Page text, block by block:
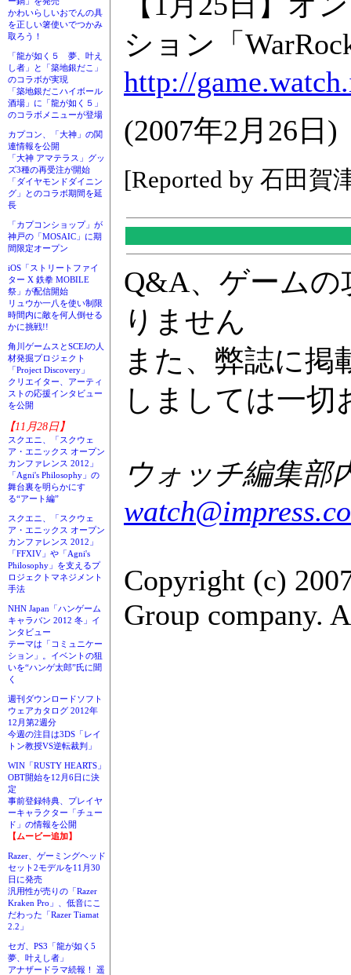
かわいらしいおでんの具
を正しい箸使いでつかみ
取ろう！
「龍が如く５ 夢、叶え
し者」と「築地銀だこ」
のコラボが実現
「築地銀だこハイボール
酒場」に「龍が如く５」
のコラボメニューが登場
カプコン、「大神」の関
連情報を公開
「大神 アマテラス」グッ
ズ3種の再受注が開始
「ダイヤモンドダイニン
グ」とのコラボ期間を延
長
「カプコンショップ」が
神戸の「MOSAIC」に期
間限定オープン
iOS「ストリートファイ
ター X 鉄拳 MOBILE
祭」が配信開始
リュウか一八を使い制限
時間内に敵を何人倒せる
かに挑戦!!
角川ゲームスとSCEJの人
材発掘プロジェクト
「Project Discovery」
クリエイター、アーティ
ストの応援インタビュー
を公開
【11月28日】
スクエニ、「スクウェ
ア・エニックス オープン
カンファレンス 2012」
「Agni's Philosophy」の
舞台裏を明らかにす
る“アート編”
スクエニ、「スクウェ
ア・エニックス オープン
カンファレンス 2012」
「FFXIV」や「Agni's
Philosophy」を支えるプ
ロジェクトマネジメント
手法
NHN Japan「ハンゲーム
キャラバン 2012 冬」イ
ンタビュー
テーマは「コミュニケー
ション」。イベントの狙
いを“ハンゲ太郎”氏に聞
く
週刊ダウンロードソフト
ウェアカタログ 2012年
12月第2週分
今週の注目は3DS「レイ
トン教授VS逆転裁判」
WIN「RUSTY HEARTS」
OBT開始を12月6日に決
定
事前登録特典、プレイヤ
ーキャラクター「チュー
ド」の情報を公開
【ムービー追加】
Razer、ゲーミングヘッド
セット2モデルを11月30
日に発売
汎用性が売りの「Razer
Kraken Pro」、低音にこ
だわった「Razer Tiamat
2.2」
セガ、PS3「龍が如く5
夢、叶えし者」
アナザードラマ続報！ 遥
ション「
http://
(2007年2月26日)
[Reported by 石田賀
Q&A、ゲーム
りません
また、弊誌に掲
しましては一
ウォッチ編集部
Copyright (c)
Group company.